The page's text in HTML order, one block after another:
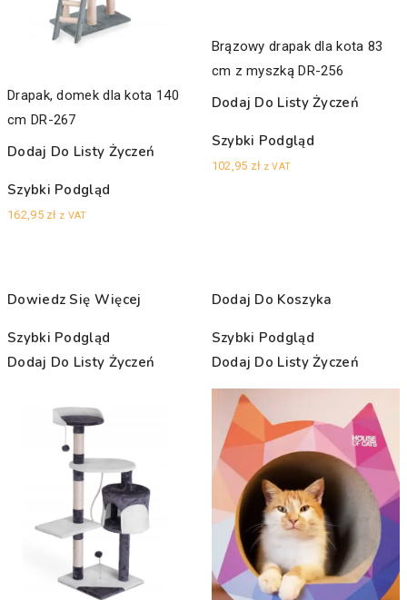
Drapak, domek dla kota 140
cm DR-267
Dodaj Do Listy Życzeń
Szybki Podgląd
162,95 zł z VAT
Brązowy drapak dla kota 83
cm z myszką DR-256
Dodaj Do Listy Życzeń
Szybki Podgląd
102,95 zł z VAT
Dowiedz Się Więcej
Szybki Podgląd
Dodaj Do Listy Życzeń
Dodaj Do Koszyka
Szybki Podgląd
Dodaj Do Listy Życzeń